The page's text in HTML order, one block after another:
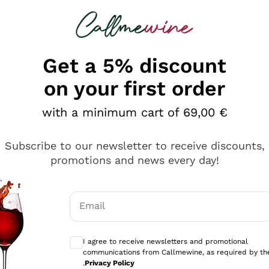
looking for
è male ma secondo me ci sono alternative che
Get a 5% discount
on your first order
with a minimum cart of 69,00 €
Subscribe to our newsletter to receive discounts,
promotions and news every day!
Email
I agree to receive newsletters and promotional
communications from Callmewine, as required by
.Privacy Policy